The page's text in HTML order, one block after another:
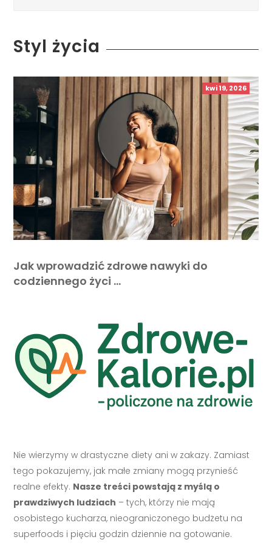
Styl życia
kwi 19, 2026
Jak wprowadzić zdrowe nawyki do
codziennego życi …
Nie wierzymy w drastyczne diety ani w zakazy. Zamiast
tego pokazujemy, jak małe zmiany mogą przynieść
realne efekty. Nasze treści powstają z myślą o
prawdziwych ludziach – tych, którzy nie mają
osobistego kucharza, nieograniczonego budżetu na
superfoods i pięciu godzin dziennie na gotowanie.